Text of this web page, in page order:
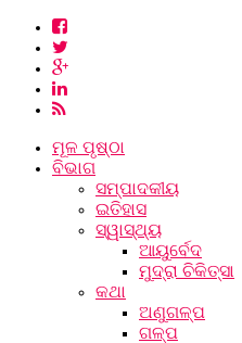
ମୂଳ ପୃଷ୍ଠା
ବିଭାଗ
ସମ୍ପାଦକୀୟ
ଇତିହାସ
ସ୍ୱାସ୍ଥ୍ୟ
ଆୟୁର୍ବେଦ
ମୁଦ୍ରା ଚିକିତ୍ସା
କଥା
ଅଣୁଗଳ୍ପ
ଗଳ୍ପ